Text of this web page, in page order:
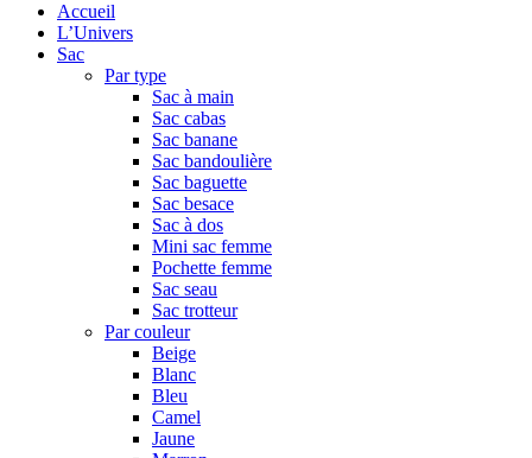
Accueil
L’Univers
Sac
Par type
Sac à main
Sac cabas
Sac banane
Sac bandoulière
Sac baguette
Sac besace
Sac à dos
Mini sac femme
Pochette femme
Sac seau
Sac trotteur
Par couleur
Beige
Blanc
Bleu
Camel
Jaune